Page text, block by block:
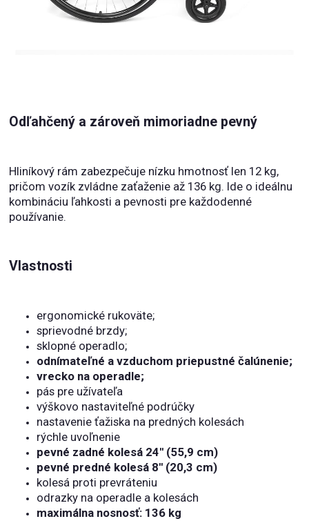
Odľahčený a zároveň mimoriadne pevný
Hliníkový rám zabezpečuje nízku hmotnosť len 12 kg,
pričom vozík zvládne zaťaženie až 136 kg. Ide o ideálnu
kombináciu ľahkosti a pevnosti pre každodenné
používanie.
Vlastnosti
ergonomické rukoväte;
sprievodné brzdy;
sklopné operadlo;
odnímateľné a vzduchom priepustné čalúnenie;
vrecko na operadle;
pás pre užívateľa
výškovo nastaviteľné podrúčky
nastavenie ťažiska na predných kolesách
rýchle uvoľnenie
pevné zadné kolesá 24'' (55,9 cm)
pevné predné kolesá 8'' (20,3 cm)
kolesá proti prevráteniu
odrazky na operadle a kolesách
maximálna nosnosť: 136 kg